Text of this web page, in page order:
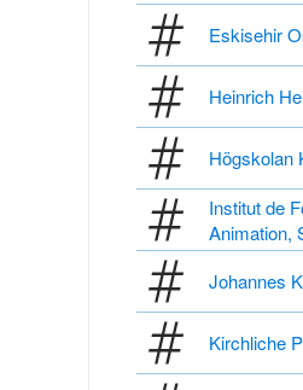
Eskisehir
Heinrich
Högskolan
Institut de
Animation,
Johannes
Kirchliche